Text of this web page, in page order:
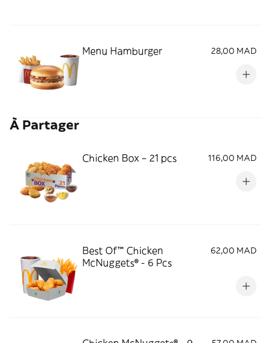
Menu Hamburger 28,00 MAD
À Partager
Chicken Box – 21 pcs 116,00 MAD
Best Of™ Chicken
McNuggets® - 6 Pcs
62,00 MAD